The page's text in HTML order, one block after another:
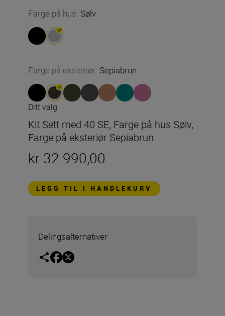
Farge på hus: Sølv
Farge på eksteriør: Sepiabrun
Ditt valg
Kit Sett med 40 SE, Farge på hus Sølv,
Farge på eksteriør Sepiabrun
kr 32 990,00
LEGG TIL I HANDLEKURV
Delingsalternativer